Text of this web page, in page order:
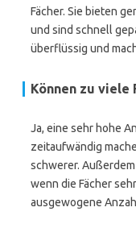
Fächer. Sie bieten
und sind schnell
überflüssig und
Können zu viele
Ja, eine sehr hohe
zeitaufwändig
schwerer.
wenn die Fächer
ausgewogene